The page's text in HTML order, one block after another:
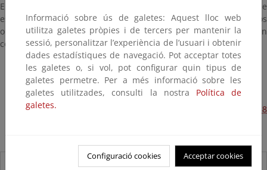
En este cuadernillo se presenta el significado de cada uno de
estos principios, su utilidad de cara a la consecución de los
objetivos de la DMA y las principales diferencias que introducen
con respecto a anteriores modelos de gestión del agua.
Más Claro, Agua - Portada y páginas 1 a 12 [1578 Kb]
Más Claro, Agua - Páginas 13 a 24 y Contraportada [1258
Informació sobre ús de galetes: Aquest lloc web
utilitza galetes pròpies i de tercers per mantenir la
sessió, personalitzar l’experiència de l’usuari i obtenir
dades estadístiques de navegació. Pot acceptar totes
les galetes o, si vol, pot configurar quin tipus de
galetes permetre. Per a més informació sobre les
galetes utilitzades, consulti la nostra Política de
galetes.
Configuració cookies Acceptar cookies